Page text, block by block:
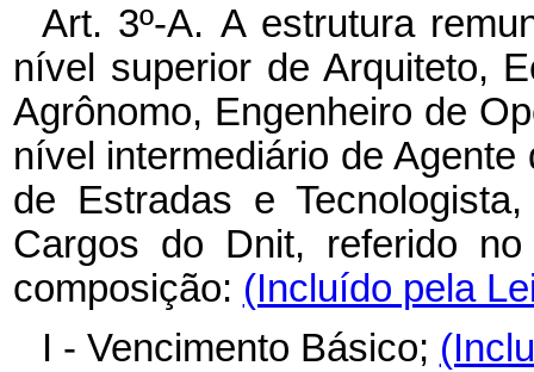
Art. 3º-A. A estrutura
nível superior de Arquiteto,
Agrônomo, Engenheiro de
nível intermediário de
de Estradas e
Cargos do Dnit, referido
composição: (Incluído pela
I - Vencimento Básico;